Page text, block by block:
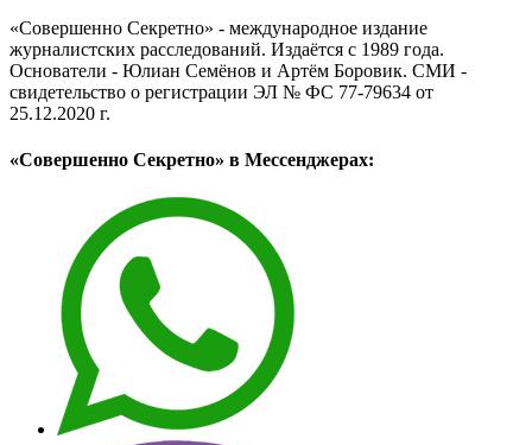
«Совершенно Секретно» - международное издание
журналистских расследований. Издаётся с 1989 года.
Основатели - Юлиан Семёнов и Артём Боровик. CМИ -
свидетельство о регистрации ЭЛ № ФС 77-79634 от
25.12.2020 г.
«Совершенно Секретно» в Мессенджерах: